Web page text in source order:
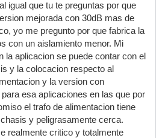
igual que tu te preguntas por que
mejorada con 30dB mas de
yo me pregunto por que fabrica la
con un aislamiento menor. Mi
la aplicacion se puede contar con el
y la colocacion respecto al
y la version con
esa aplicaciones en las que por
el trafo de alimentacion tiene
y peligrasamente cerca.
realmente critico y totalmente